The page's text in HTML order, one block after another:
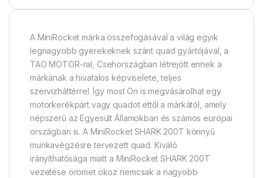
A MiniRocket márka összefogásával a világ egyik
legnagyobb gyerekeknek szánt quad gyártójával, a
TAO MOTOR-ral, Csehországban létrejött ennek a
márkának a hivatalos képviselete, teljes
szervizháttérrel. Így most Ön is megvásárolhat egy
motorkerékpárt vagy quadot ettől a márkától, amely
népszerű az Egyesült Államokban és számos európai
országban is. A MiniRocket SHARK 200T könnyű
munkavégzésre tervezett quad. Kiváló
irányíthatósága miatt a MiniRocket SHARK 200T
vezetése örömet okoz nemcsak a nagyobb